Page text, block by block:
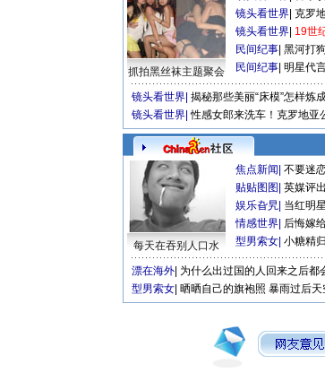
抓拍黑丝袜主题聚会
镜头看世界 克罗
镜头看世界 19世
民间纪事 黑河打
民间纪事 明星代
镜头看世界 揭秘那些美丽“床模”怎样炼
镜头看世界 性感女郎来洗车！克罗地亚
每天在吞别人口水
焦点新闻 不要迷
贴贴图图 英媒评
娱乐旮旯 当红明
情感世界 后悔嫁
型男索女 小糖精
漂在海外 为什么出过国的人回来之后都
型男索女 晒晒自己的旗袍照 暴雨过后天